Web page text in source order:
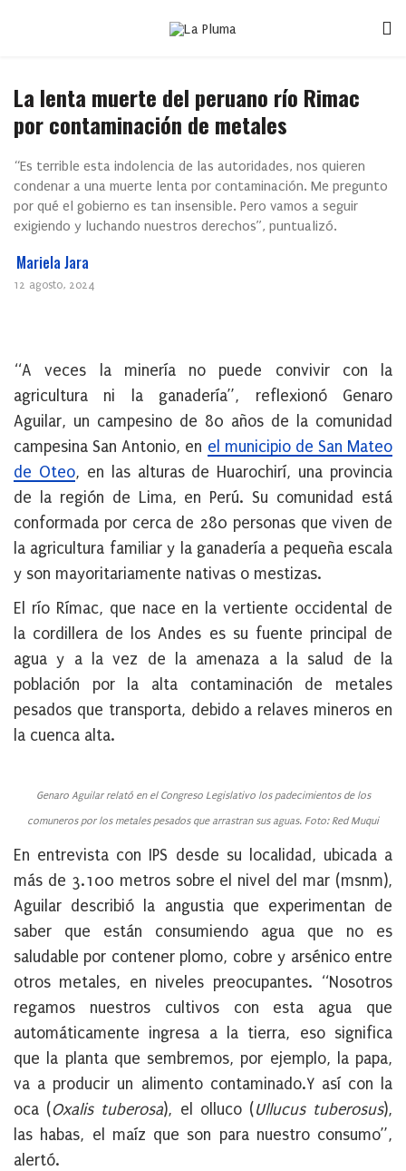
La lenta muerte del peruano río Rimac
por contaminación de metales
“Es terrible esta indolencia de las autoridades, nos quieren
condenar a una muerte lenta por contaminación. Me pregunto
por qué el gobierno es tan insensible. Pero vamos a seguir
exigiendo y luchando nuestros derechos”, puntualizó.
Mariela Jara
12 agosto, 2024
“A veces la minería no puede convivir con la
agricultura ni la ganadería”, reflexionó Genaro
Aguilar, un campesino de 80 años de la comunidad
campesina San Antonio, en el municipio de San Mateo
de Oteo, en las alturas de Huarochirí, una provincia
de la región de Lima, en Perú.Su comunidad está
conformada por cerca de 280 personas que viven de
la agricultura familiar y la ganadería a pequeña escala
y son mayoritariamente nativas o mestizas.
El río Rímac, que nace en la vertiente occidental de
la cordillera de los Andes es su fuente principal de
agua y a la vez de la amenaza a la salud de la
población por la alta contaminación de metales
pesados que transporta, debido a relaves mineros en
la cuenca alta.
Genaro Aguilar relató en el Congreso Legislativo los padecimientos de los
comuneros por los metales pesados que arrastran sus aguas. Foto: Red Muqui
En entrevista con IPS desde su localidad, ubicada a
más de 3.100 metros sobre el nivel del mar (msnm),
Aguilar describió la angustia que experimentan de
saber que están consumiendo agua que no es
saludable por contener plomo, cobre y arsénico entre
otros metales, en niveles preocupantes. “Nosotros
regamos nuestros cultivos con esta agua que
automáticamente ingresa a la tierra, eso significa
que la planta que sembremos, por ejemplo, la papa,
va a producir un alimento contaminado.Y así con la
oca (Oxalis tuberosa), el olluco (Ullucus tuberosus),
las habas, el maíz que son para nuestro consumo”,
alertó.